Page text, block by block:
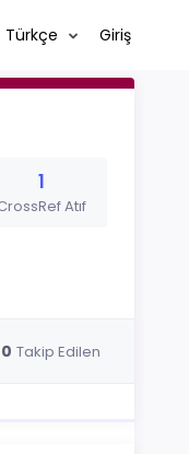
Türkçe Giriş
1
Atıf
0 Takip Edilen